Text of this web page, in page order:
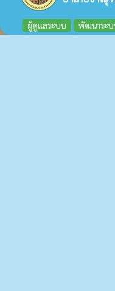
ผู้ดูแลระบบ พัฒนาระ